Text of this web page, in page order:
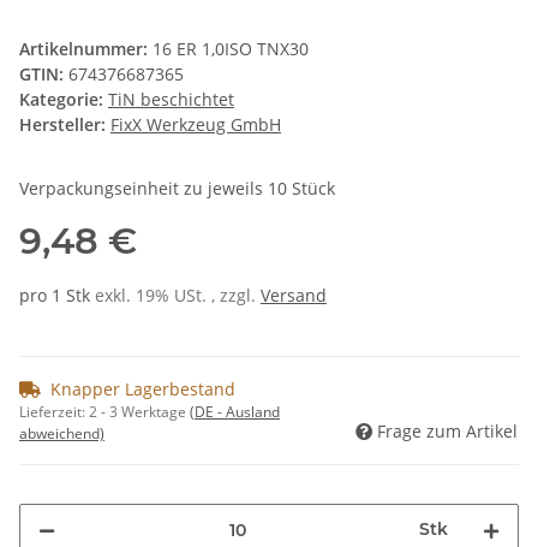
Artikelnummer: 16 ER 1,0ISO TNX30
GTIN: 674376687365
Kategorie: TiN beschichtet
Hersteller: FixX Werkzeug GmbH
Verpackungseinheit zu jeweils 10 Stück
9,48 €
pro 1 Stk exkl. 19% USt. , zzgl. Versand
Knapper Lagerbestand
Lieferzeit:2 - 3 Werktage (DE - Ausland
abweichend)
Frage zum Artikel
Stk